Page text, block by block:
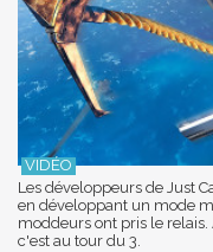
Les développeurs de Just
en développant un mode
moddeurs ont pris le relais.
c'est au tour du 3.